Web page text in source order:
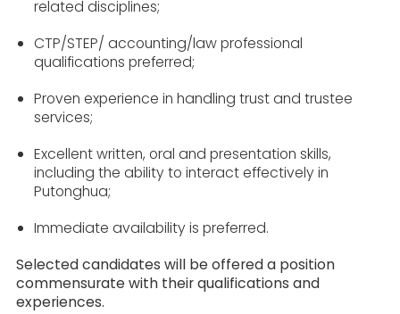
related disciplines;
CTP/STEP/ accounting/law professional
qualifications preferred;
Proven experience in handling trust and trustee
services;
Excellent written, oral and presentation skills,
including the ability to interact effectively in
Putonghua;
Immediate availability is preferred.
Selected candidates will be offered a position
commensurate with their qualifications and
experiences.